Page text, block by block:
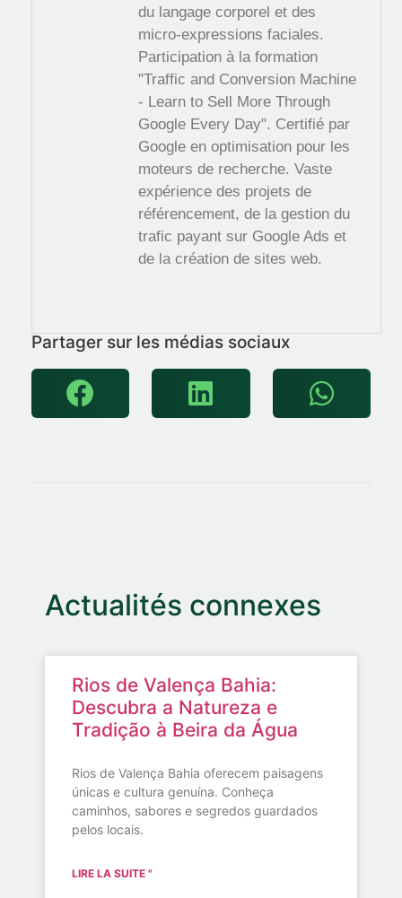
du langage corporel et des
micro-expressions faciales.
Participation à la formation
"Traffic and Conversion Machine
- Learn to Sell More Through
Google Every Day". Certifié par
Google en optimisation pour les
moteurs de recherche. Vaste
expérience des projets de
référencement, de la gestion du
trafic payant sur Google Ads et
de la création de sites web.
Partager sur les médias sociaux
Actualités connexes
Rios de Valença Bahia:
Descubra a Natureza e
Tradição à Beira da Água
Rios de Valença Bahia oferecem paisagens
únicas e cultura genuína. Conheça
caminhos, sabores e segredos guardados
pelos locais.
LIRE LA SUITE "